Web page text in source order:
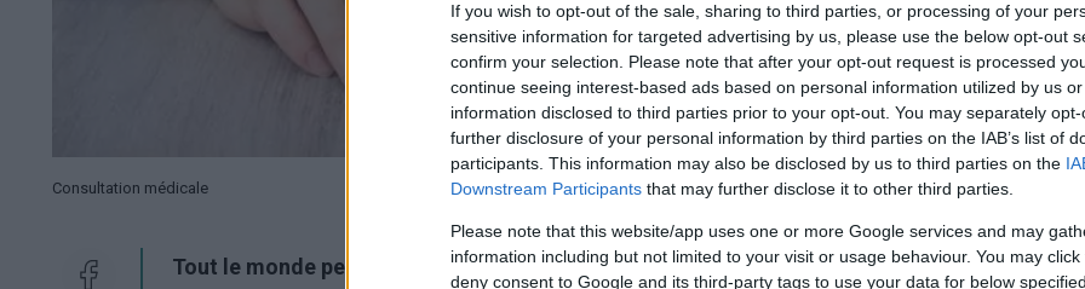
If you wish to opt-out of the sale, sharing to third parties, or processing of your
sensitive information for targeted advertising by us, please use the below opt-out
confirm your selection. Please note that after your opt-out request is processed
continue seeing interest-based ads based on personal information utilized by us
information disclosed to third parties prior to your opt-out. You may separately
further disclosure of your personal information by third parties on the IAB’s list of
participants. This information may also be disclosed by us to third parties on the
Downstream Participants that may further disclose it to other third parties.
Please note that this website/app uses one or more Google services and may
information including but not limited to your visit or usage behaviour. You may
deny consent to Google and its third-party tags to use your data for below
PantherMedia
Consultation médicale
Tout le monde peut être atteint d'une septicémie potentiellement mortelle, mais les